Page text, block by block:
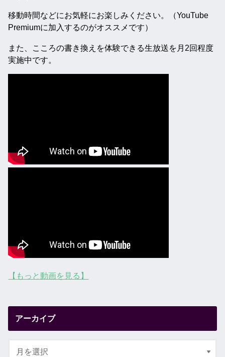
移動時間などにお気軽にお楽しみください。（YouTube
Premiumに加入するのがオススメです）
また、こころの書き換えを体験できる生放送を月2回程度
実施中です。
【もっと動画を見る】
アーカイブ